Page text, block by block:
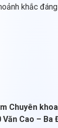
khắc
Chuyên
Văn Cao –